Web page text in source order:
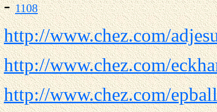
-1108
http://www.chez.com/
http://www.chez.com/
http://www.chez.com/